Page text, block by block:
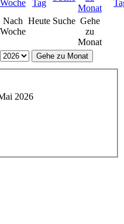
Nach
Woche
Heute Suche Gehe
zu
Monat
Gehe zu Monat
2026